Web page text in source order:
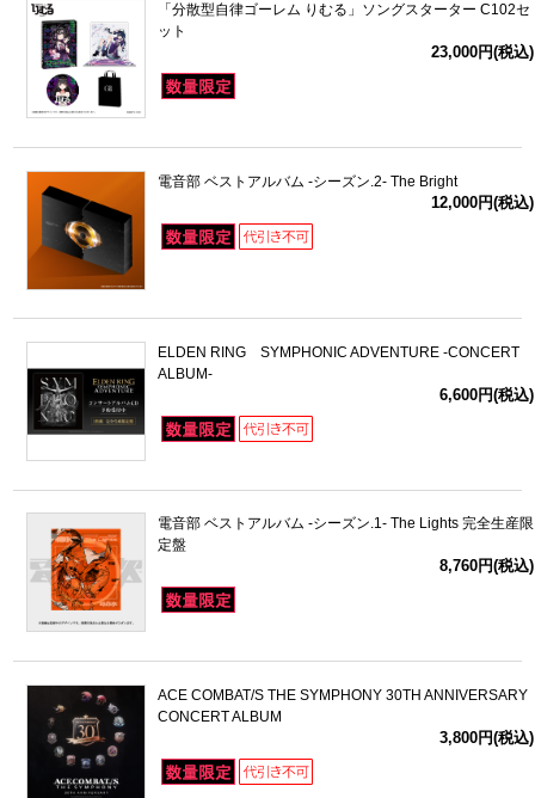
「分散型自律ゴーレム りむる」ソングスターター C102セ
ット
23,000円(税込)
電音部 ベストアルバム -シーズン.2- The Bright
12,000円(税込)
ELDEN RING SYMPHONIC ADVENTURE -CONCERT
ALBUM-
6,600円(税込)
電音部 ベストアルバム -シーズン.1- The Lights 完全生産限
定盤
8,760円(税込)
ACE COMBAT/S THE SYMPHONY 30TH ANNIVERSARY
CONCERT ALBUM
3,800円(税込)